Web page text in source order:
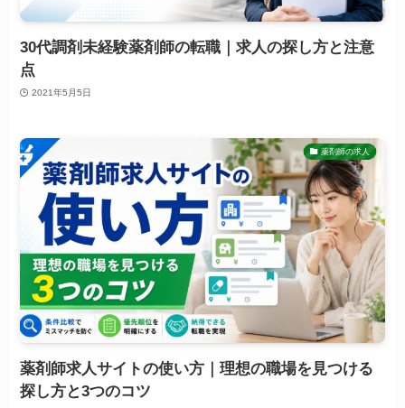
30代調剤未経験薬剤師の転職｜求人の探し方と注意
点
2021年5月5日
薬剤師の求人
薬剤師求人サイトの使い方｜理想の職場を見つける
探し方と3つのコツ